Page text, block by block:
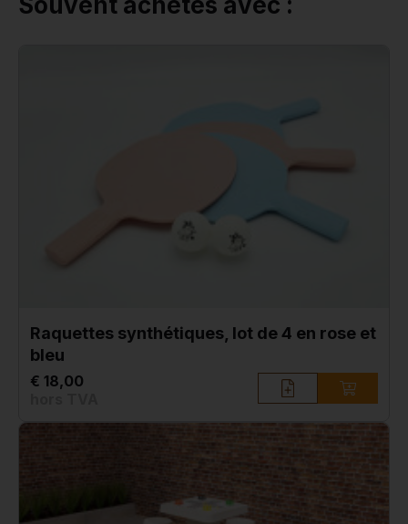
Raquettes synthétiques, lot de 4 en rose et
bleu
€ 18,00